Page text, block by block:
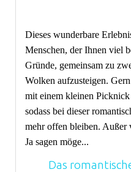
Dieses wunderbare
Menschen, der Ihnen viel
Gründe, gemeinsam zu
Wolken aufzusteigen.
mit einem kleinen
sodass bei dieser
mehr offen bleiben. Außer
Ja sagen möge...
Das